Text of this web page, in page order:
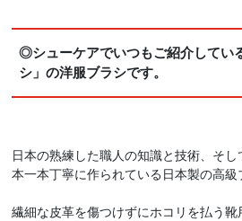
◎シューケアでいつもご紹介してい
シ」の洋服ブラシです。
日本の熟練した職人の知識と技術、そ
本一本丁寧に作られている日本製の高級
繊細な皮革を傷つけずにホコリを払う